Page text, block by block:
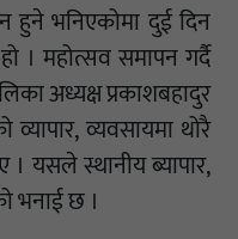
हुने भनिएकोमा दुई दिन
। महोत्सव समापन गर्दै
अध्यक्ष प्रकाशबहादुर
व्यवसायमा थोरै
यसले स्थानीय ब्यापार,
भनाई छ ।